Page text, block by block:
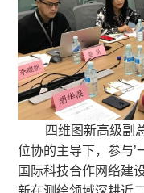
四维图新高级副
位协的主导下，参与’
国际科技合作网络建